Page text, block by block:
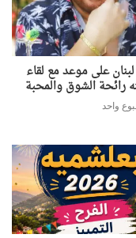
على موعد مع لقاء
رائحة الشوق والمحبة
واحد